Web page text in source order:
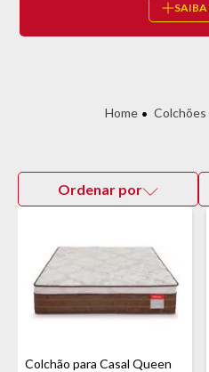
Colchões
Ordenar por
Colchão para Casal Queen